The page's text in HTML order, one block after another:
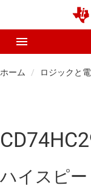
ホーム ロジックと
ハイスピー